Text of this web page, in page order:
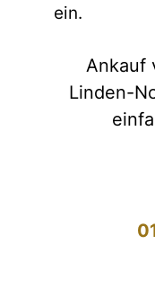
ein.
Ankauf
Linden-